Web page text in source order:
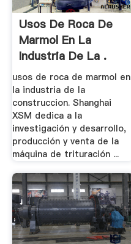
Usos De Roca De
Marmol En La
Industria De La .
usos de roca de marmol en
la industria de la
construccion. Shanghai
XSM dedica a la
investigación y desarrollo,
producción y venta de la
máquina de trituración ...